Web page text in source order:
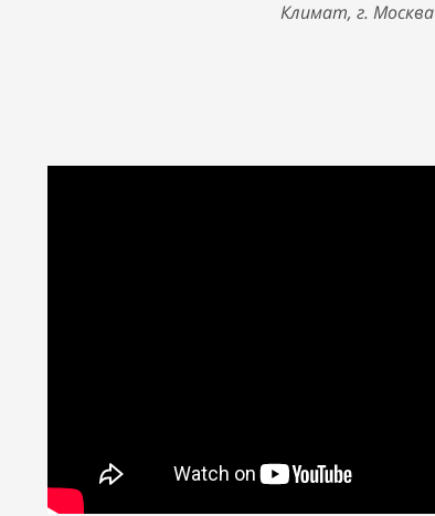
Климат, г. Москва